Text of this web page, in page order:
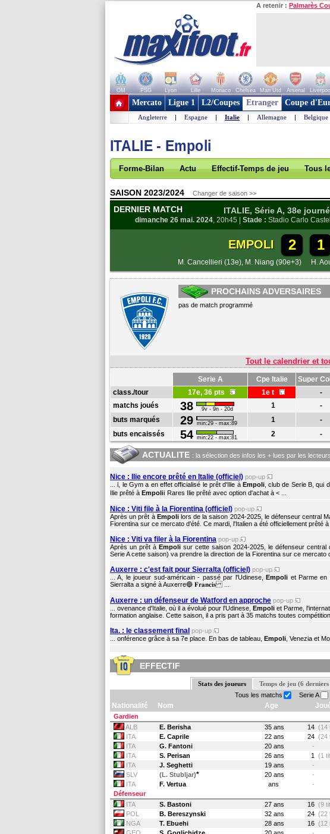
A retenir : Palmarès
OM PSG Lyon Lille Monaco Chelsea Man Utd Arsenal Liverpool
+ de clubs
Mercato Ligue 1 L2/Coupes Etranger Coupe
Angleterre | Espagne | Italie | Allemagne | Belgique
ITALIE - Empoli
Forme-Bilan Actu Effectif-Temps de jeu Tous
SAISON 2023/2024
Changer de saison >>
DERNIER MATCH ITALIE, Série A, 38e
dimanche 26 mai. 2024, 20h45 | Stade : Stadio Carlo
EMPOLI 2 1
M. Cancellieri (13e), M. Niang (90e+3) H.
PROCHAINS ADVERSAIRES
pas de match programmé
Tout le calendrier et
Serie A Cpe Italie Super
class./tour
17e, 36 pts 1e t -
matchs joués 38 9v - 9n - 20d 1 -
buts marqués
29 min:29 - max:89 1 -
buts encaissés
54 min:22 - max:81 2 -
ACTUALITE : la sélection des infos les + lues par les
Nice : Ilie encore prêté en Italie (officiel) pop-up
... i, le Gym a en effet officialisé le prêt d'Ilie à Empoli, club de Serie B, qui
Ilie prêté à Empoliℹ️ Rares Ilie prêté avec option d'achat à < ...
Nice : Viti file à la Fiorentina (officiel) pop-up
Après un prêt à Empolilors de la saison 2024-2025, le défenseur central
Fiorentina sur ce mercato d'été. Ce mardi, l'Italien a été officiellement prêté à
Nice : Viti va filer à la Fiorentina pop-up
Après un prêt à Empoli sur cette saison 2024-2025, le défenseur
Serie A cette saison) va prendre la direction de la Fiorentina sur ce mercato
Auxerre : c'est fait pour Sierralta (officiel) pop-up
... A, le joueur sud-américain - passé par l'Udinese,Empoli et Parme en
Sierralta a signé à Auxerre🔵 𝐅𝐫𝐚𝐧𝐜𝐢𝐬 ...
Auxerre : un défenseur de Watford en approche pop-up
... ovenance d'Italie, où il a évolué pour l'Udinese, Empoli et Parme,
formation anglaise. Cette saison, il a pris part à 35 matchs toutes
Ita. : le classement final pop-up
... onférence grâce à sa 7e place. En bas de tableau, Empoli , Venezia et
EFFECTIF
Stats des joueurs Temps de jeu (6
Tous les matchs
Serie A
Nationalité Nom Age
Gardien
ALB
E. Berisha 35 ans 14 (14
ITA
E. Caprile 22 ans 24 (24
ITA
G. Fantoni 20 ans -
ITA
S. Perisan 26 ans 1 (1
ITA
J. Seghetti 19 ans -
SLV
(L. Stubljar)* 20 ans -
ITA
F. Vertua ans -
Défenseur
ITA
S. Bastoni 27 ans 16 (9
POL
B. Bereszynski 32 ans 24 (22
NGA
T. Ebuehi 28 ans 16 (12